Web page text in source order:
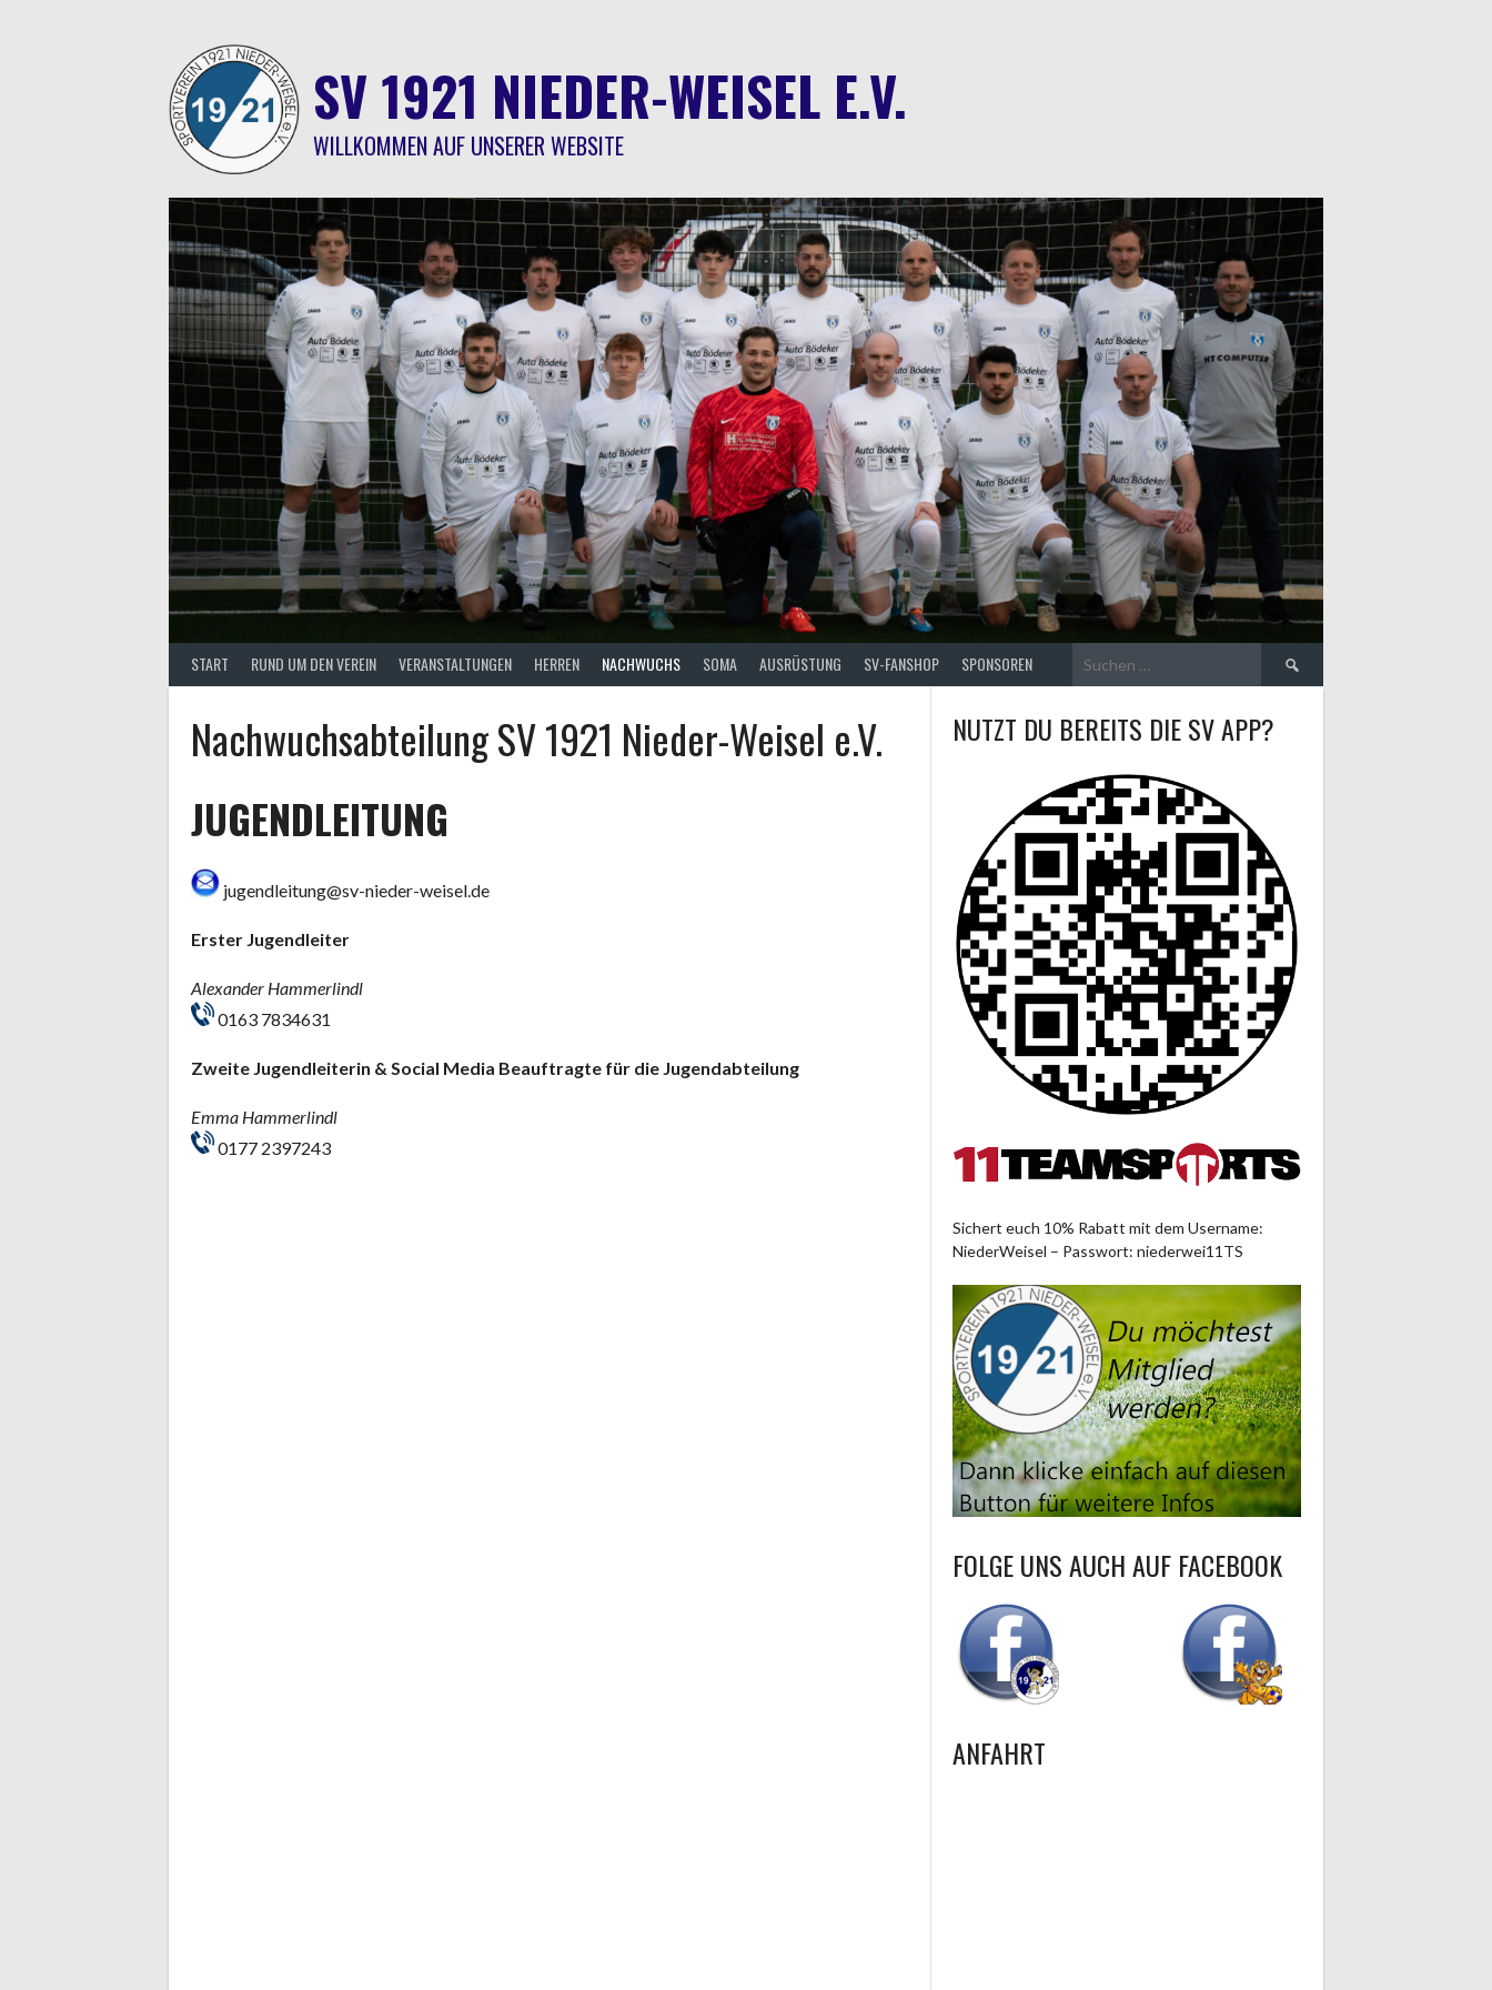
SV 1921 NIEDER-WEISEL E.V.
WILLKOMMEN AUF UNSERER WEBSITE
START RUND UM DEN VEREIN VERANSTALTUNGEN HERREN NACHWUCHS SOMA AUSRÜSTUNG SV-FANSHOP SPONSOREN
Suchen
Nachwuchsabteilung SV 1921 Nieder-Weisel e.V.
JUGENDLEITUNG
jugendleitung@sv-nieder-weisel.de
Erster Jugendleiter
Alexander Hammerlindl
0163 7834631
Zweite Jugendleiterin & Social Media Beauftragte für die Jugendabteilung
Emma Hammerlindl
0177 2397243
NUTZT DU BEREITS DIE SV APP?
Sichert euch 10% Rabatt mit dem Username:
NiederWeisel – Passwort: niederwei11TS
FOLGE UNS AUCH AUF FACEBOOK
ANFAHRT